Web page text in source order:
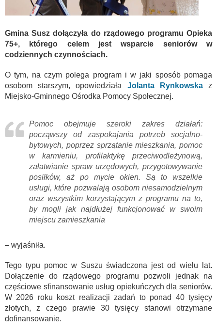
Gmina Susz dołączyła do rządowego programu Opieka
75+, którego celem jest wsparcie seniorów w
codziennych czynnościach.
O tym, na czym polega program i w jaki sposób pomaga
osobom starszym, opowiedziała Jolanta Rynkowskaz
Miejsko-Gminnego Ośrodka Pomocy Społecznej.
Pomoc obejmuje szeroki zakres działań:
począwszy od zaspokajania potrzeb socjalno-
bytowych, poprzez sprzątanie mieszkania, pomoc
w karmieniu, profilaktykę przeciwodleżynową,
załatwianie spraw urzędowych, przygotowywanie
posiłków, aż po mycie okien. Są to wszelkie
usługi, które pozwalają osobom niesamodzielnym
oraz wszystkim korzystającym z programu na to,
by mogli jak najdłużej funkcjonować w swoim
miejscu zamieszkania
– wyjaśniła.
Tego typu pomoc w Suszu świadczona jest od wielu lat.
Dołączenie do rządowego programu pozwoli jednak na
częściowe sfinansowanie usług opiekuńczych dla seniorów.
W 2026 roku koszt realizacji zadań to ponad 40 tysięcy
złotych, z czego prawie 30 tysięcy stanowi otrzymane
dofinansowanie.